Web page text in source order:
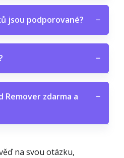
jsou podporované? −
−
Remover zdarma a
−
na svou otázku,